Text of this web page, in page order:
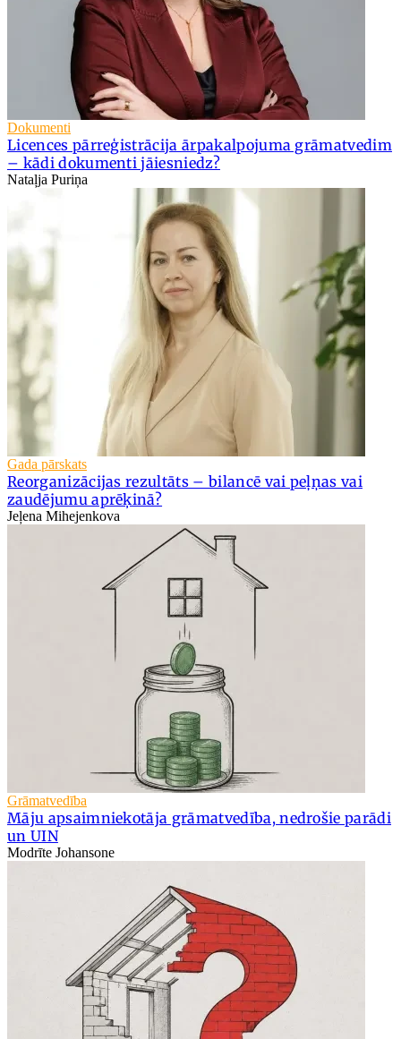
Dokumenti
Licences pārreģistrācija ārpakalpojuma grāmatvedim
– kādi dokumenti jāiesniedz?
Nataļja Puriņa
Gada pārskats
Reorganizācijas rezultāts – bilancē vai peļņas vai
zaudējumu aprēķinā?
Jeļena Mihejenkova
Grāmatvedība
Māju apsaimniekotāja grāmatvedība, nedrošie parādi
un UIN
Modrīte Johansone